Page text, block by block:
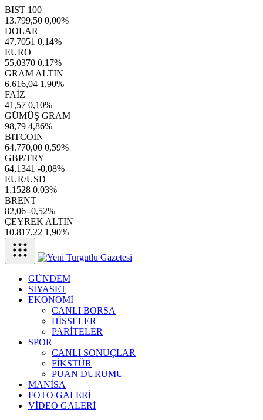
BIST 100
13.799,50 0,00%
DOLAR
47,7051 0,14%
EURO
55,0370 0,17%
GRAM ALTIN
6.616,04 1,90%
FAİZ
41,57 0,10%
GÜMÜŞ GRAM
98,79 4,86%
BITCOIN
64.770,00 0,59%
GBP/TRY
64,1341 -0,08%
EUR/USD
1,1528 0,03%
BRENT
82,06 -0,52%
ÇEYREK ALTIN
10.817,22 1,90%
GÜNDEM
SİYASET
EKONOMİ
CANLI BORSA
HİSSELER
PARİTELER
SPOR
CANLI SONUÇLAR
FİKSTÜR
PUAN DURUMU
MANİSA
FOTO GALERİ
VİDEO GALERİ